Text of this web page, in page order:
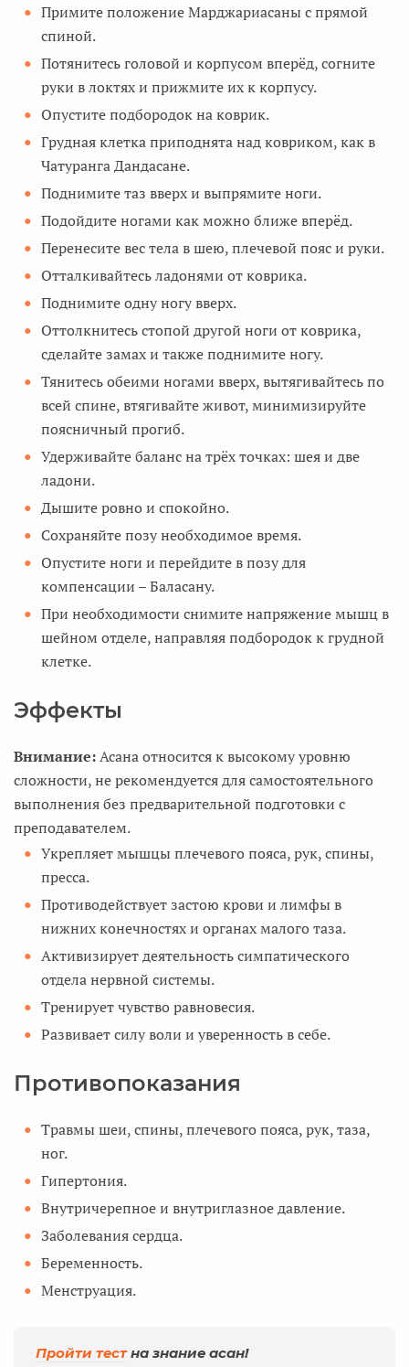
Примите положение Марджариасаны с прямой
спиной.
Потянитесь головой и корпусом вперёд, согните
руки в локтях и прижмите их к корпусу.
Опустите подбородок на коврик.
Грудная клетка приподнята над ковриком, как в
Чатуранга Дандасане.
Поднимите таз вверх и выпрямите ноги.
Подойдите ногами как можно ближе вперёд.
Перенесите вес тела в шею, плечевой пояс и руки.
Отталкивайтесь ладонями от коврика.
Поднимите одну ногу вверх.
Оттолкнитесь стопой другой ноги от коврика,
сделайте замах и также поднимите ногу.
Тянитесь обеими ногами вверх, вытягивайтесь по
всей спине, втягивайте живот, минимизируйте
поясничный прогиб.
Удерживайте баланс на трёх точках: шея и две
ладони.
Дышите ровно и спокойно.
Сохраняйте позу необходимое время.
Опустите ноги и перейдите в позу для
компенсации – Баласану.
При необходимости снимите напряжение мышц в
шейном отделе, направляя подбородок к грудной
клетке.
Эффекты
Внимание:Асана относится к высокому уровню
сложности, не рекомендуется для самостоятельного
выполнения без предварительной подготовки с
преподавателем.
Укрепляет мышцы плечевого пояса, рук, спины,
пресса.
Противодействует застою крови и лимфы в
нижних конечностях и органах малого таза.
Активизирует деятельность симпатического
отдела нервной системы.
Тренирует чувство равновесия.
Развивает силу воли и уверенность в себе.
Противопоказания
Травмы шеи, спины, плечевого пояса, рук, таза,
ног.
Гипертония.
Внутричерепное и внутриглазное давление.
Заболевания сердца.
Беременность.
Менструация.
Пройти тестна знание асан!